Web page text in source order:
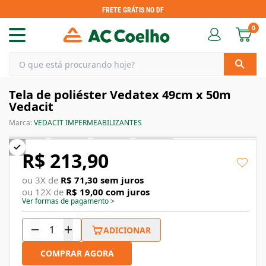
FRETE GRÁTIS NO DF
0
Tela de poliéster Vedatex 49cm x 50m
Vedacit
Marca:VEDACIT IMPERMEABILIZANTES
R$ 213,90
ou 3X de R$ 71,30 sem juros
ou 12X de R$ 19,00 com juros
Ver formas de pagamento>
ADICIONAR
COMPRAR AGORA